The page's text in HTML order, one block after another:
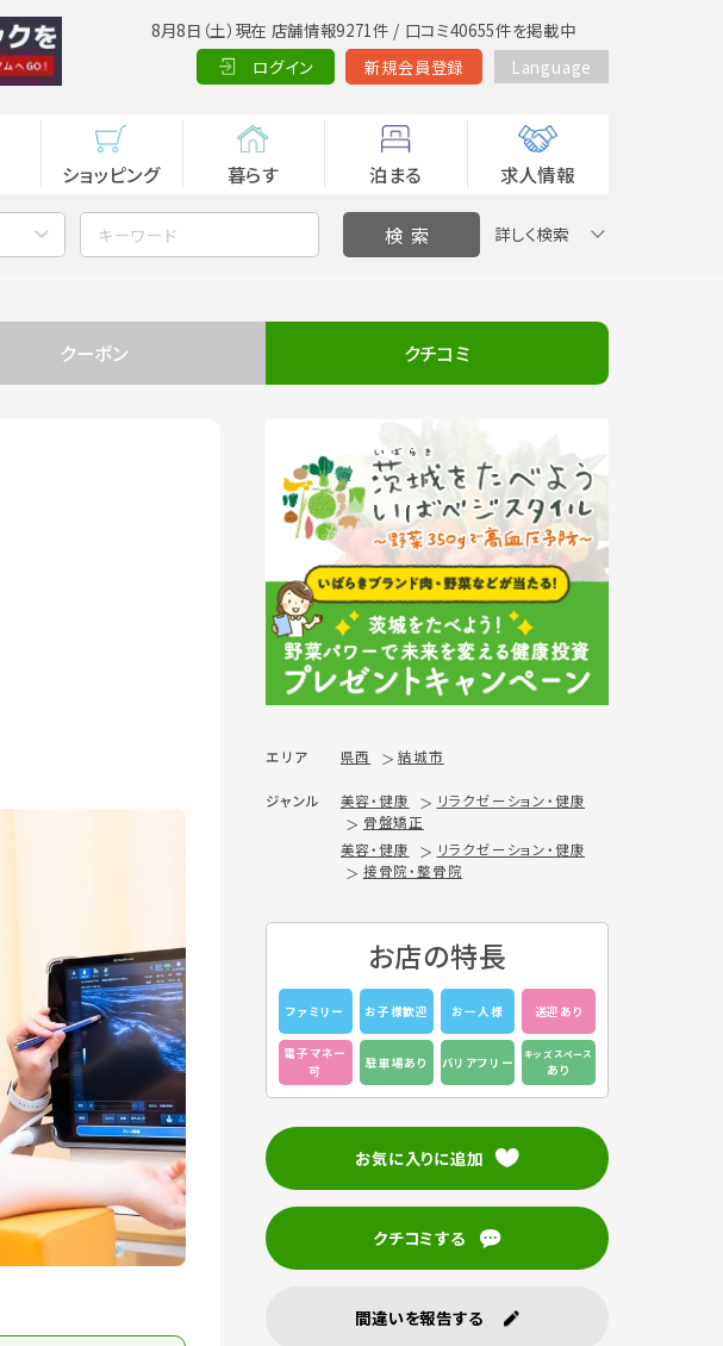
8月8日（土）現在 店舗情報9271件 / 口コミ40655件を掲載中
ログイン
新規会員登録 Language
ショッピング 暮らす 泊まる 求人情報
詳しく検索
クーポン クチコミ
エリア 県西 結城市
ジャンル 美容・健康
リラクゼーション・健康
骨盤矯正
美容・健康
リラクゼーション・健康
接骨院・整骨院
お店の特長
ファミリー お子様歓迎 お一人様 送迎あり
電子マネー
可
駐車場あり バリアフリー
キッズスペース
あり
お気に入りに追加
クチコミする
間違いを報告する